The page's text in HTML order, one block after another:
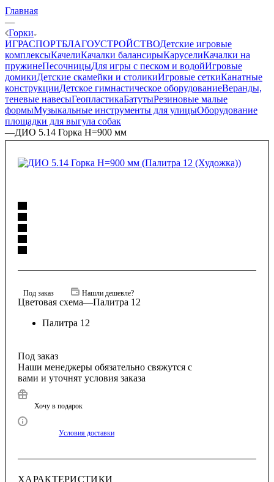
Главная
—
Горки
ИГРАСПОРТБЛАГОУСТРОЙСТВОДетские игровые
комплексыКачелиКачалки балансирыКаруселиКачалки на
пружинеПесочницыДля игры с песком и водойИгровые
домикиДетские скамейки и столикиИгровые сеткиКанатные
конструкцииДетское гимнастическое оборудованиеВеранды,
теневые навесыГеопластикаБатутыРезиновые малые
формыМузыкальные инструменты для улицыОборудование
площадки для выгула собак
—ДИО 5.14 Горка Н=900 мм
Под заказ Нашли дешевле?
Цветовая схема—Палитра 12
Палитра 12
Под заказ
Наши менеджеры обязательно свяжутся с
вами и уточнят условия заказа
Хочу в подарок
Условия доставки
ХАРАКТЕРИСТИКИ